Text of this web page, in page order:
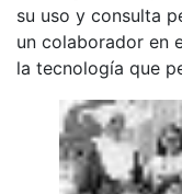
su uso y consulta
un colaborador en
la tecnología que